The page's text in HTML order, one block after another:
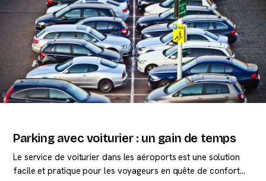
Parking avec voiturier : un gain de temps
Le service de voiturier dans les aéroports est une solution
facile et pratique pour les voyageurs en quête de confort…